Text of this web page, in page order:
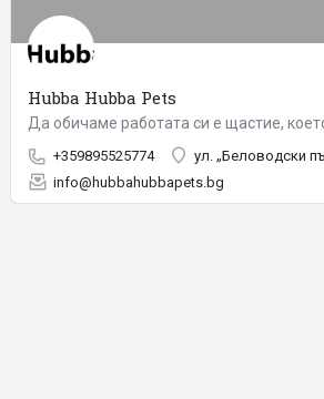
Hubba Hubba Pets
+359895525774
ул. „Беловодски
info@hubbahubbapets.bg